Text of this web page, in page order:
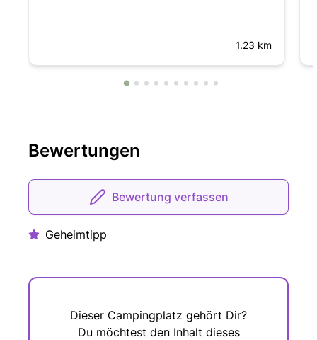
1.23 km
Bewertungen
Bewertung verfassen
Geheimtipp
Dieser Campingplatz gehört Dir?
Du möchtest den Inhalt dieses